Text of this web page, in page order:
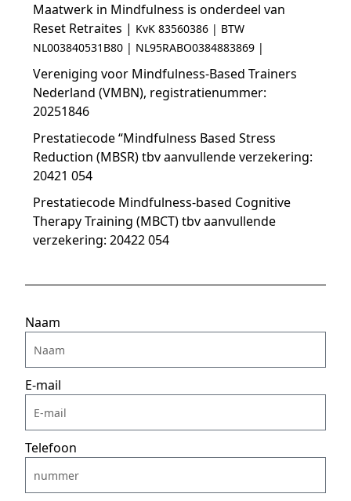
Maatwerk in Mindfulness is onderdeel van
Reset Retraites | KvK 83560386 | BTW
NL003840531B80 | NL95RABO0384883869 |
Vereniging voor Mindfulness-Based Trainers
Nederland (VMBN), registratienummer:
20251846
Prestatiecode “Mindfulness Based Stress
Reduction (MBSR) tbv aanvullende verzekering:
20421 054
Prestatiecode Mindfulness-based Cognitive
Therapy Training (MBCT) tbv aanvullende
verzekering: 20422 054
Naam
E-mail
Telefoon